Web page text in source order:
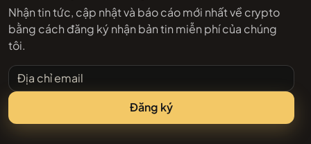
Nhận tin tức, cập nhật và báo cáo mới nhất về crypto
bằng cách đăng ký nhận bản tin miễn phí của chúng
tôi.
Địa chỉ email
Đăng ký